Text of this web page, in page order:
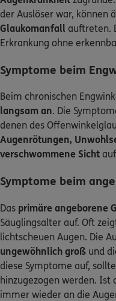
der Auslöser war, können
Glaukomanfall auftreten.
Erkrankung ohne
Symptome beim
Beim chronischen
langsam an. Die
denen des
Augenrötungen,
verschwommene Sicht
Symptome beim
Das primäre angeborene
Säuglingsalter auf. Oft
lichtscheuen Augen. Die
ungewöhnlich groß und
diese Symptome auf,
hinzugezogen werden. Ist
immer wieder an die